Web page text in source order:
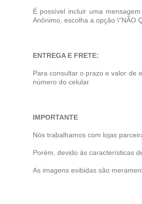
É possível incluir uma
Anônimo, escolha a opção \"NÃO
ENTREGA E FRETE:
Para consultar o prazo e valor de
número do celular.
IMPORTANTE
Nós trabalhamos com lojas
Porém, devido às características
As imagens exibidas são